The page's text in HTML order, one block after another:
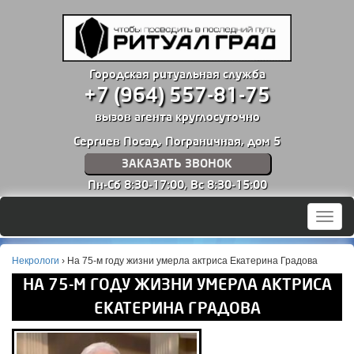
Городская ритуальная служба
+7 (964) 557-81-75
вызов агента круглосуточно
Сергиев Посад, Пограничная, дом 5
ЗАКАЗАТЬ ЗВОНОК
Пн-Сб 8:30-17:00, Вс 8:30-15:00
Меню
Некрологи › На 75-м году жизни умерла актриса Екатерина Градова
НА 75-М ГОДУ ЖИЗНИ УМЕРЛА АКТРИСА
ЕКАТЕРИНА ГРАДОВА